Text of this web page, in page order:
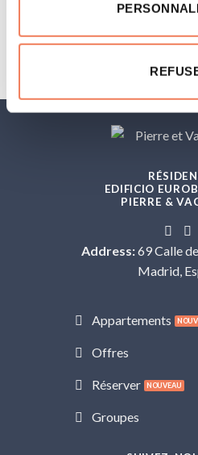
EDIFICIO
PIERRE &
Address:69 Calle
Madrid,
Appartements
Offres
Réserver
Groupes